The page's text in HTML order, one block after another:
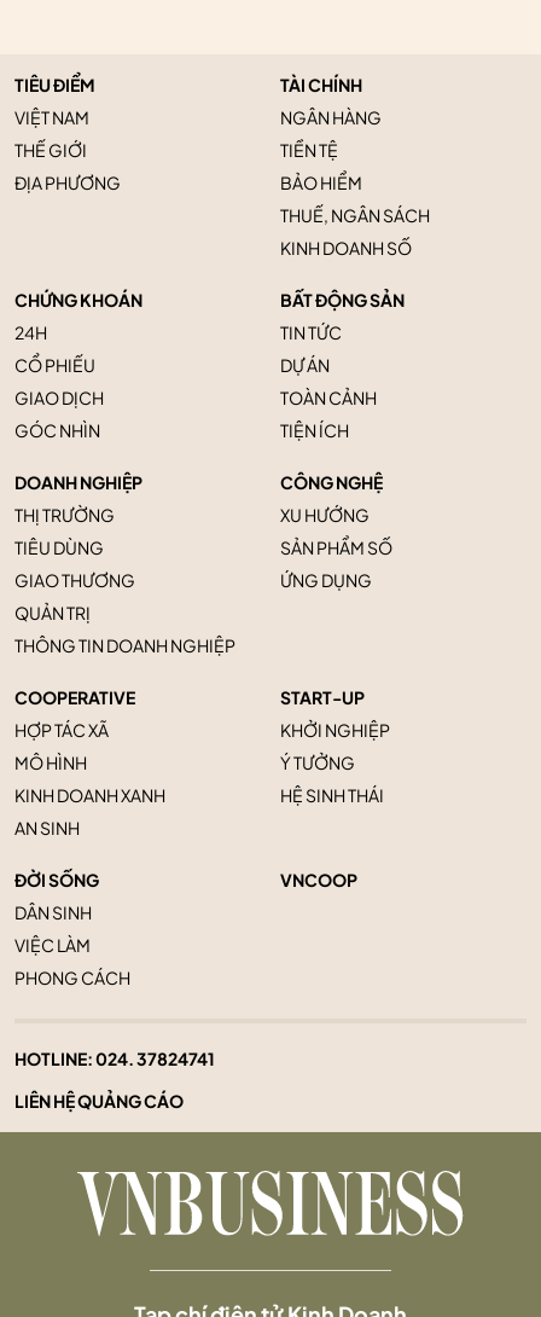
TIÊU ĐIỂM
VIỆT NAM
THẾ GIỚI
ĐỊA PHƯƠNG
TÀI CHÍNH
NGÂN HÀNG
TIỀN TỆ
BẢO HIỂM
THUẾ, NGÂN SÁCH
KINH DOANH SỐ
CHỨNG KHOÁN
24H
CỔ PHIẾU
GIAO DỊCH
GÓC NHÌN
BẤT ĐỘNG SẢN
TIN TỨC
DỰ ÁN
TOÀN CẢNH
TIỆN ÍCH
DOANH NGHIỆP
THỊ TRƯỜNG
TIÊU DÙNG
GIAO THƯƠNG
QUẢN TRỊ
THÔNG TIN DOANH NGHIỆP
CÔNG NGHỆ
XU HƯỚNG
SẢN PHẨM SỐ
ỨNG DỤNG
COOPERATIVE
HỢP TÁC XÃ
MÔ HÌNH
KINH DOANH XANH
AN SINH
START-UP
KHỞI NGHIỆP
Ý TƯỞNG
HỆ SINH THÁI
ĐỜI SỐNG
DÂN SINH
VIỆC LÀM
PHONG CÁCH
VNCOOP
HOTLINE:024. 37824741
LIÊN HỆ QUẢNG CÁO